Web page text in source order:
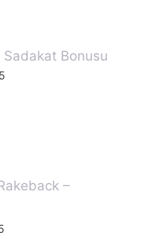
Sadakat Bonusu
–